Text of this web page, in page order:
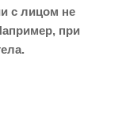
с лицом не
при